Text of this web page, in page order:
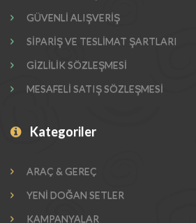
GÜVENLİ ALIŞVERİŞ
SİPARİŞ VE TESLİMAT ŞARTLARI
GİZLİLİK SÖZLEŞMESİ
MESAFELİ SATIŞ SÖZLEŞMESİ
Kategoriler
ARAÇ & GEREÇ
YENİ DOĞAN SETLER
KAMPANYALAR